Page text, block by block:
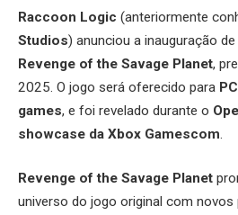
Raccoon Logic (anteriormente
Studios) anunciou a inauguração
Revenge of the Savage Planet,
2025. O jogo será oferecido para PC
games, e foi revelado durante o
showcase da Xbox Gamescom.
Revenge of the Savage Planet
universo do jogo original com novos